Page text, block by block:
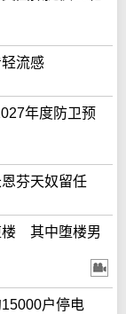
流感
年度防卫预
芬天奴留任
楼 其中堕楼男
户停电